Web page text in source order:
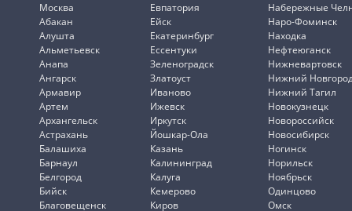
Москва
Абакан
Алушта
Альметьевск
Анапа
Ангарск
Армавир
Артем
Архангельск
Астрахань
Балашиха
Барнаул
Белгород
Бийск
Благовещенск
Евпатория
Ейск
Екатеринбург
Ессентуки
Зеленоградск
Златоуст
Иваново
Ижевск
Иркутск
Йошкар-Ола
Казань
Калининград
Калуга
Кемерово
Киров
Набережные
Наро-Фоминск
Находка
Нефтеюганск
Нижневартовск
Нижний
Нижний Тагил
Новокузнецк
Новороссийск
Новосибирск
Ногинск
Норильск
Ноябрьск
Одинцово
Омск